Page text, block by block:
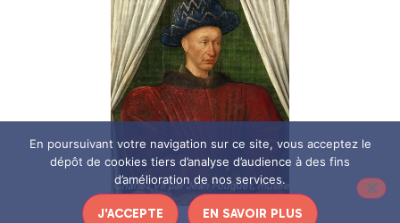
Portrait de Charles VII par Jean Fouquet, musée du Louvre
En poursuivant votre navigation sur ce site, vous acceptez le
dépôt de cookies tiers d’analyse d’audience à des fins
d’amélioration de nos services.
J'ACCEPTE EN SAVOIR PLUS